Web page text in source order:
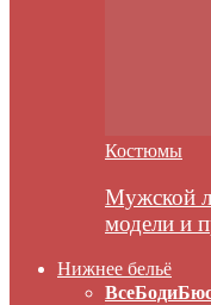
Костюмы
Мужской
модели и
Нижнее бельё
ВсеБоди